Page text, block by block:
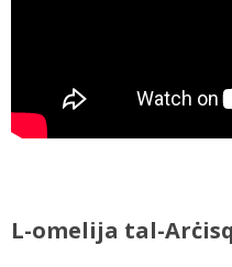
L-omelija tal-